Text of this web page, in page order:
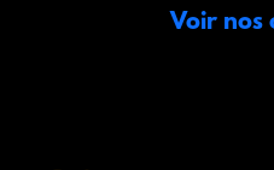
Voir nos